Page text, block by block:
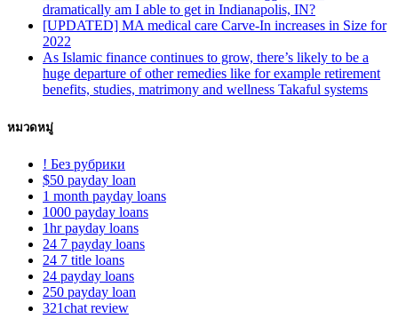
dramatically am I able to get in Indianapolis, IN?
[UPDATED] MA medical care Carve-In increases in Size for
2022
As Islamic finance continues to grow, there’s likely to be a
huge departure of other remedies like for example retirement
benefits, studies, matrimony and wellness Takaful systems
หมวดหมู่
! Без рубрики
$50 payday loan
1 month payday loans
1000 payday loans
1hr payday loans
24 7 payday loans
24 7 title loans
24 payday loans
250 payday loan
321chat review